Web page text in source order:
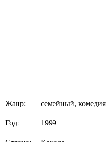
Жанр: семейный, комедия
Год: 1999